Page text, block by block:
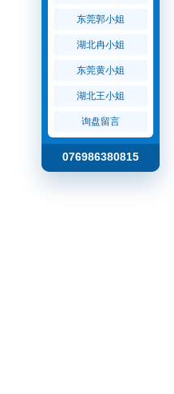
东莞郭小姐
湖北冉小姐
东莞黄小姐
湖北王小姐
询盘留言
076986380815